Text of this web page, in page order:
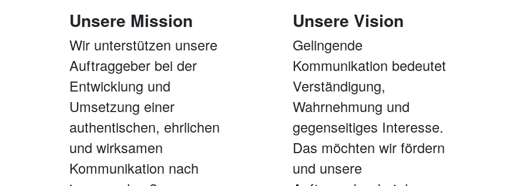
Unsere Mission
Wir unterstützen unsere
Auftraggeber bei der
Entwicklung und
Umsetzung einer
authentischen, ehrlichen
und wirksamen
Kommunikation nach
Unsere Vision
Gelingende
Kommunikation bedeutet
Verständigung,
Wahrnehmung und
gegenseitiges Interesse.
Das möchten wir fördern
und unsere